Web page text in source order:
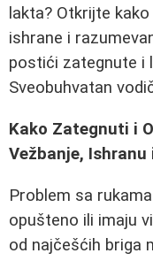
lakta? Otkrijte
ishrane i
postići zategnute i
Sveobuhvatan
Kako Zategnuti i
Vežbanje, Ishranu
Problem sa
opušteno ili imaju
od najčešćih briga